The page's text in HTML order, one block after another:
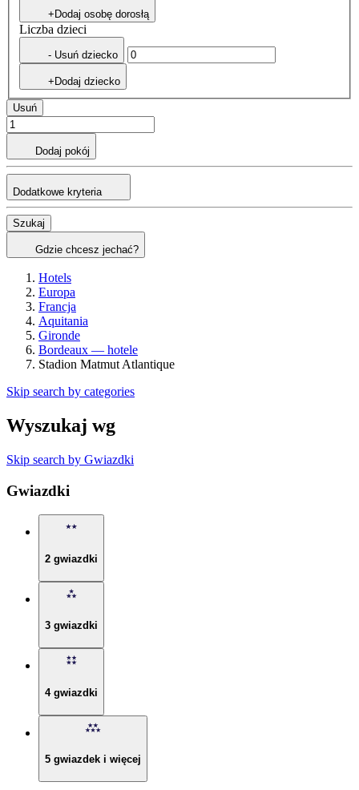
+Dodaj osobę dorosłą
Liczba dzieci
- Usuń dziecko
+Dodaj dziecko
Usuń
Dodaj pokój
Dodatkowe kryteria
Szukaj
Gdzie chcesz jechać?
Hotels
Europa
Francja
Aquitania
Gironde
Bordeaux — hotele
Stadion Matmut Atlantique
Skip search by categories
Wyszukaj wg
Skip search by Gwiazdki
Gwiazdki
2 gwiazdki
3 gwiazdki
4 gwiazdki
5 gwiazdek i więcej